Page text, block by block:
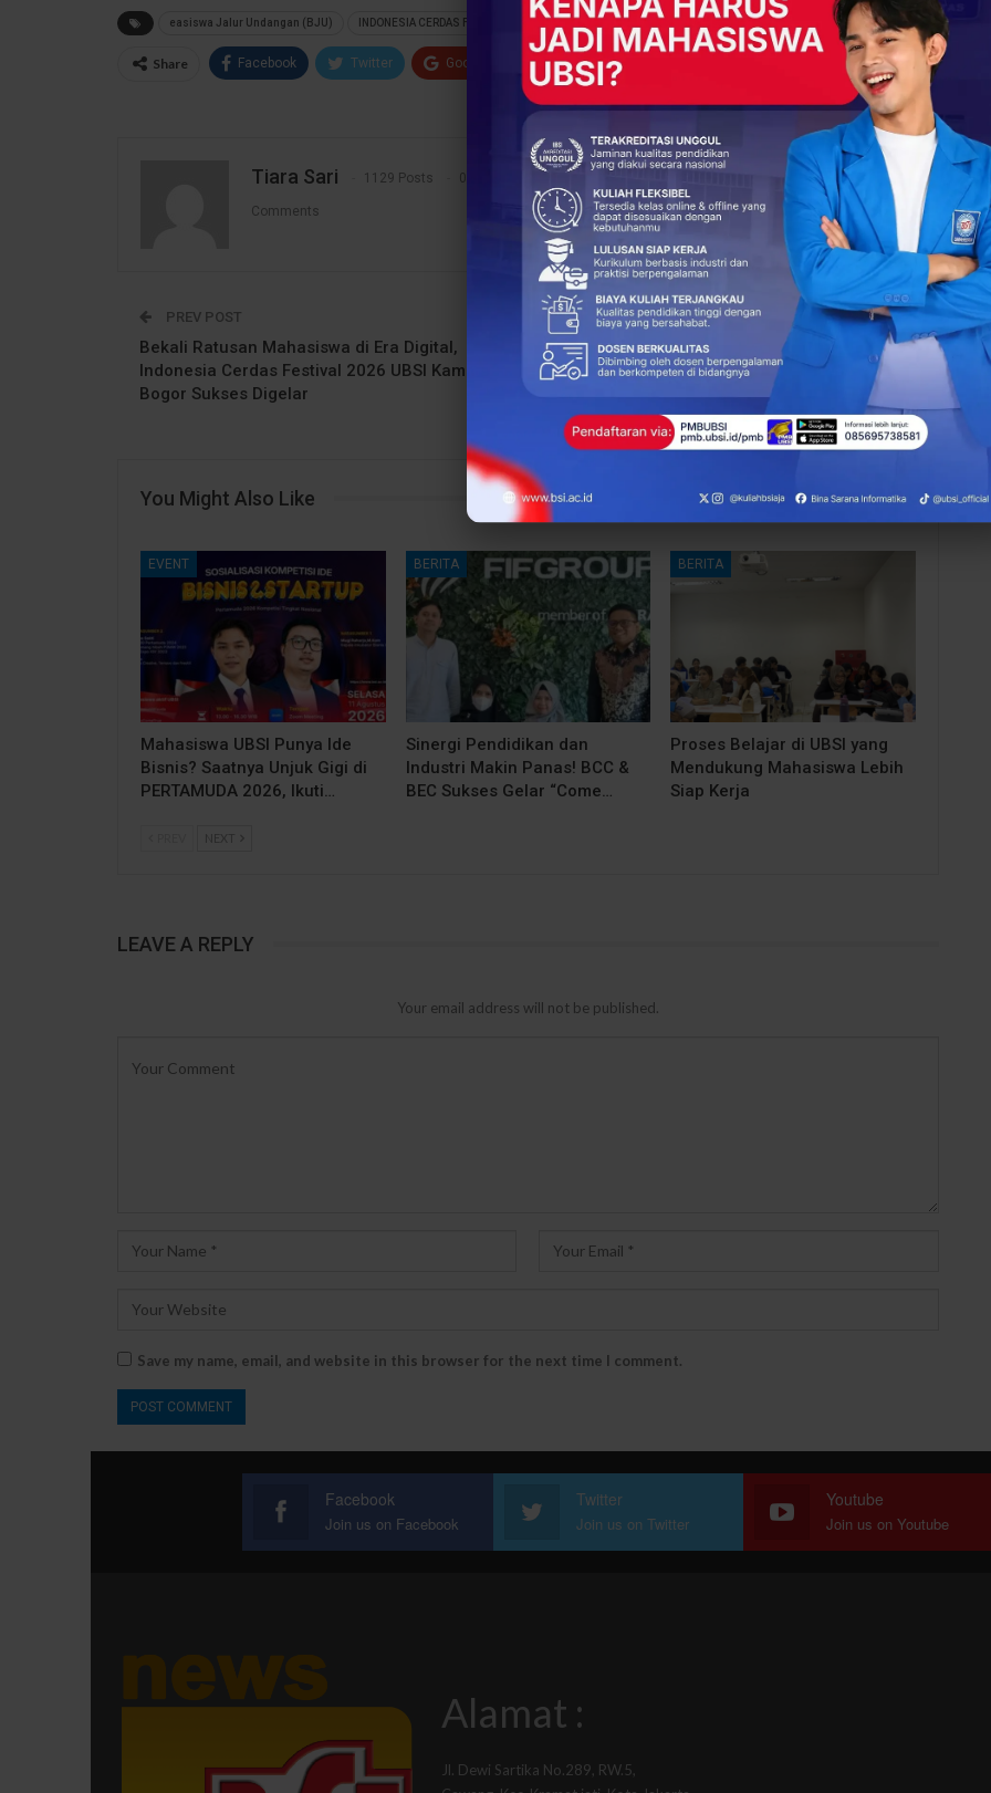
easiswa Jalur Undangan (BJU) INDONESIA CERDAS FESTIVAL 2026 UBSI kampus Bogor
0
36
Share Facebook Twitter Google+ ReddIt
Tiara Sari 1129 Posts 0
Comments
PREV POST
Bekali Ratusan Mahasiswa di Era Digital,
Indonesia Cerdas Festival 2026 UBSI Kampus
Bogor Sukses Digelar
NEXT POST
UBSI Kampus Tegal Gebrak Evaluasi Akademik:
Siap Hadapi Dinamika Teknologi di Semester
Genap
You Might Also Like More From Author
EVENT
Mahasiswa UBSI Punya Ide
Bisnis? Saatnya Unjuk Gigi di
PERTAMUDA 2026, Ikuti…
BERITA
Sinergi Pendidikan dan
Industri Makin Panas! BCC &
BEC Sukses Gelar “Come…
BERITA
Proses Belajar di UBSI yang
Mendukung Mahasiswa Lebih
Siap Kerja
NEXT
LEAVE A REPLY
Your email address will not be published.
Save my name, email, and website in this browser for the next time I comment.
Facebook
Join us on Facebook
Twitter
Join us on Twitter
Youtube
Join us on Youtube
Alamat :
Jl. Dewi Sartika No.289, RW.5,